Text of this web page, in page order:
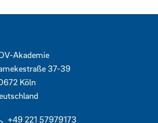
und weitere
Akademie
37-39
Köln
+49 221 57979173